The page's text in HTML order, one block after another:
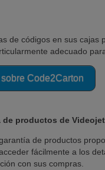
de códigos en sus
adecuado
Code2Carton
de productos de Videojet
de productos
fácilmente a los
con sus compras.